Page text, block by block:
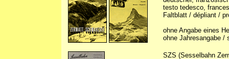
testo tedesco,
Faltblatt / dépliant /
ohne Angabe eines
ohne Jahresangabe /
SZS (Sesselbahn